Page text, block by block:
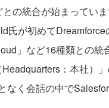
との統合が始まってい
氏が初めて
」など16種類との
Headquarters：本社）
なく会話の中で